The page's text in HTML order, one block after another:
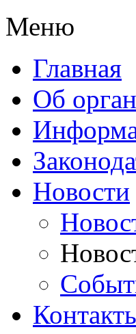
Меню
Главная
Об
Новости